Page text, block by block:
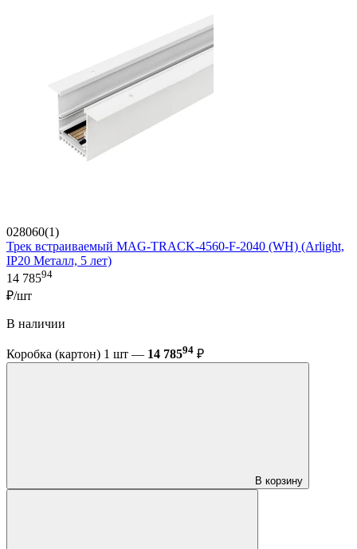
028060(1)
Трек встраиваемый MAG-TRACK-4560-F-2040 (WH) (Arlight,
IP20 Металл, 5 лет)
14 78594
₽/шт
В наличии
Коробка (картон) 1 шт — 14 78594 ₽
В корзину